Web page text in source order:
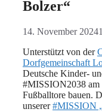
Bolzer“
14. November 2024
Unterstützt von der
Dorfgemeinschaft
Deutsche Kinder-
#MISSION2038 am
Fußballtore bauen.
unserer#MISSION